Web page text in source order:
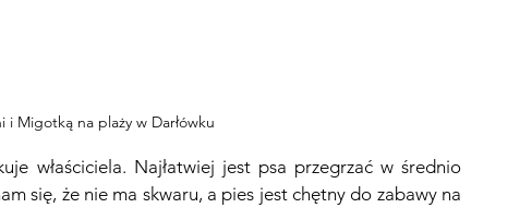
i Migotką na plaży w Darłówku
właściciela. Najłatwiej jest psa przegrzać w średnio
się, że nie ma skwaru, a pies jest chętny do zabawy na